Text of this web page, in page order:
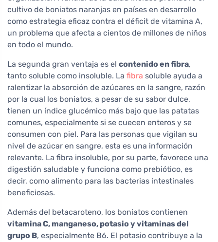
cultivo de boniatos naranjas en países en desarrollo
como estrategia eficaz contra el déficit de vitamina A,
un problema que afecta a cientos de millones de niños
en todo el mundo.
La segunda gran ventaja es el contenido en fibra,
tanto soluble como insoluble. La fibra soluble ayuda a
ralentizar la absorción de azúcares en la sangre, razón
por la cual los boniatos, a pesar de su sabor dulce,
tienen un índice glucémico más bajo que las patatas
comunes, especialmente si se cuecen enteros y se
consumen con piel. Para las personas que vigilan su
nivel de azúcar en sangre, esta es una información
relevante. La fibra insoluble, por su parte, favorece una
digestión saludable y funciona como prebiótico, es
decir, como alimento para las bacterias intestinales
beneficiosas.
Además del betacaroteno, los boniatos contienen
vitamina C, manganeso, potasio y vitaminas del
grupo B, especialmente B6. El potasio contribuye a la